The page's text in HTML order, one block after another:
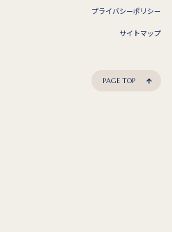
プライバシーポリシー
サイトマップ
PAGE TOP